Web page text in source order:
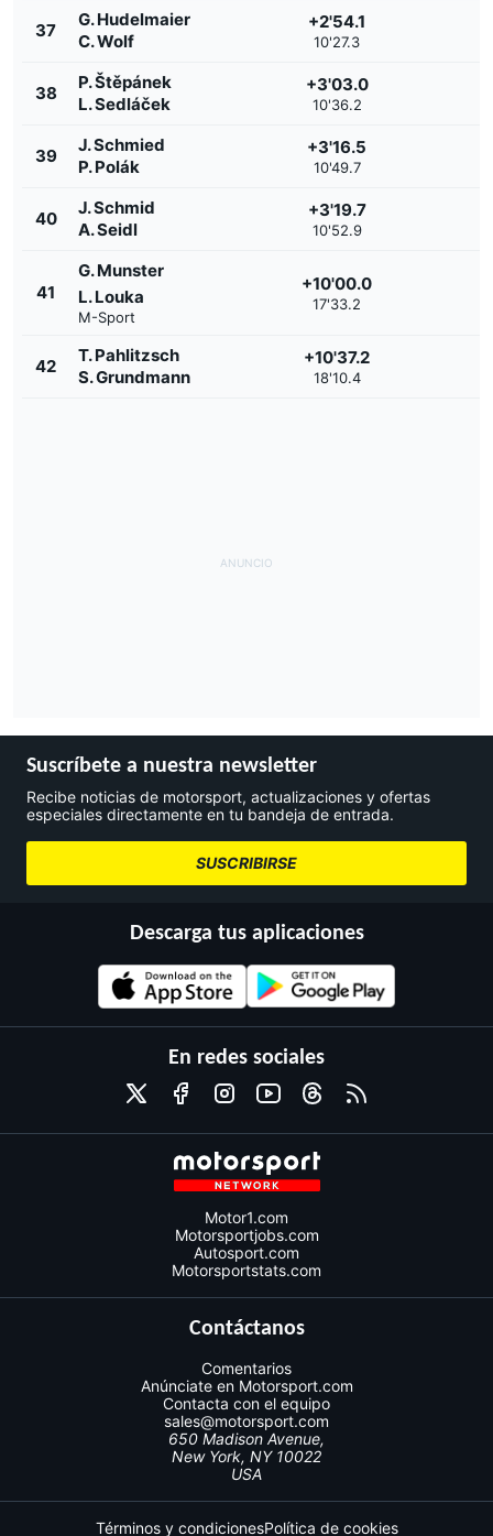
37
G. Hudelmaier
C. Wolf
+2'54.1
10'27.3
38
P. Štěpánek
L. Sedláček
+3'03.0
10'36.2
39
J. Schmied
P. Polák
+3'16.5
10'49.7
40
J. Schmid
A. Seidl
+3'19.7
10'52.9
41
G. Munster
L. Louka
M-Sport
+10'00.0
17'33.2
42
T. Pahlitzsch
S. Grundmann
+10'37.2
18'10.4
Suscríbete a nuestra newsletter
Recibe noticias de motorsport, actualizaciones y ofertas
especiales directamente en tu bandeja de entrada.
SUSCRIBIRSE
Descarga tus aplicaciones
En redes sociales
Motor1.com
Motorsportjobs.com
Autosport.com
Motorsportstats.com
Contáctanos
Comentarios
Anúnciate en Motorsport.com
Contacta con el equipo
sales@motorsport.com
650 Madison Avenue,
New York, NY 10022
USA
Términos y condicionesPolítica de cookies